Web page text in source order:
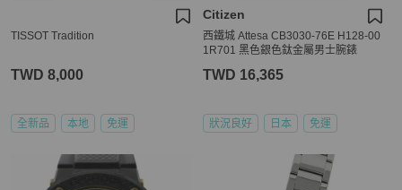
TISSOT Tradition
TWD 8,000
全新品 本地 免運
Citizen
西鐵城 Attesa CB3030-76E H128-00
1R701 黑色銀色鈦金屬男士腕錶
TWD 16,365
狀況良好 日本 免運